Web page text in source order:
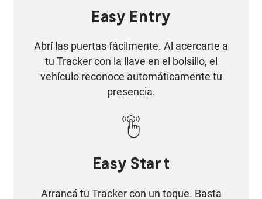
Easy Entry
Abrí las puertas fácilmente. Al acercarte a
tu Tracker con la llave en el bolsillo, el
vehículo reconoce automáticamente tu
presencia.
Easy Start​
Arrancá tu Tracker con un toque. Basta